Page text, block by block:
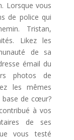
Lorsque vous
de police qui
Tristan,
Likez les
de sa
émail du
photos de
les mêmes
base de cœur?
à vos
de ses
vous testé